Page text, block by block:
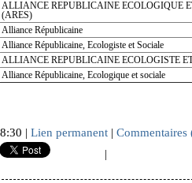
ALLIANCE REPUBLICAINE ECOLOGIQUE
(ARES)
Alliance Républicaine
Alliance Républicaine, Ecologiste et Sociale
ALLIANCE REPUBLICAINE ECOLOGISTE
Alliance Républicaine, Ecologique et sociale
| Lien permanent | Commentaires
|